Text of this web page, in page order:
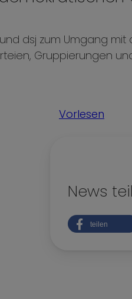
Teilhabe
dsj zum Umgang
Gruppierungen
Vorlesen
News
teilen